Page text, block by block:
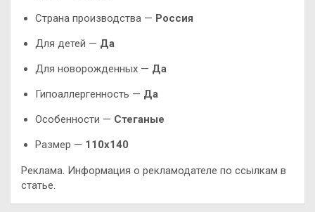
Страна производства — Россия
Для детей — Да
Для новорожденных — Да
Гипоаллергенность — Да
Особенности — Стеганые
Размер — 110х140
Реклама. Информация о рекламодателе по ссылкам в
статье.